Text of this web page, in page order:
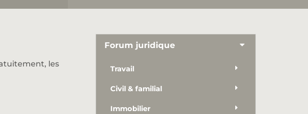
les
Forum juridique
Travail
Civil & familial
Immobilier